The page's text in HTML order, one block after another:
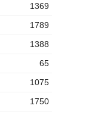
1369
1789
1388
65
1075
1750